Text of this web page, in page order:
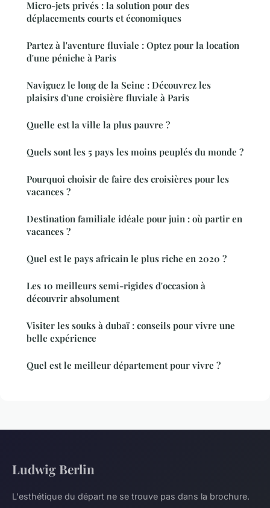
Micro-jets privés : la solution pour des
déplacements courts et économiques
Partez à l'aventure fluviale : Optez pour la location
d'une péniche à Paris
Naviguez le long de la Seine : Découvrez les
plaisirs d'une croisière fluviale à Paris
Quelle est la ville la plus pauvre ?
Quels sont les 5 pays les moins peuplés du monde ?
Pourquoi choisir de faire des croisières pour les
vacances ?
Destination familiale idéale pour juin : où partir en
vacances ?
Quel est le pays africain le plus riche en 2020 ?
Les 10 meilleurs semi-rigides d'occasion à
découvrir absolument
Visiter les souks à dubaï : conseils pour vivre une
belle expérience
Quel est le meilleur département pour vivre ?
Ludwig Berlin
L'esthétique du départ ne se trouve pas dans la brochure.